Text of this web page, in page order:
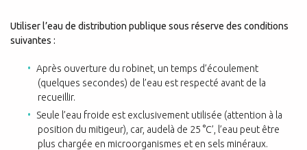
Utiliser l’eau de distribution publique sous réserve des conditions
suivantes :
Après ouverture du robinet, un temps d’écoulement
(quelques secondes) de l’eau est respecté avant de la
recueillir.
Seule l’eau froide est exclusivement utilisée (attention à la
position du mitigeur), car, audelà de 25 °C’, l’eau peut être
plus chargée en microorganismes et en sels minéraux.